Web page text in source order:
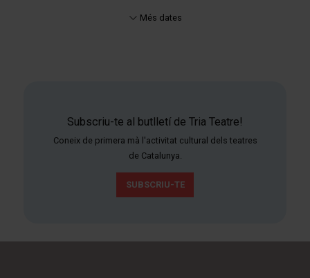
Més dates
Subscriu-te al butlletí de Tria Teatre!
Coneix de primera mà l'activitat cultural dels teatres
de Catalunya.
SUBSCRIU-TE